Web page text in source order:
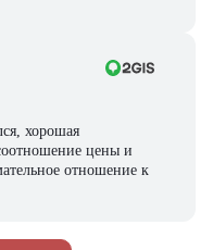
хорошая
цены и
отношение к